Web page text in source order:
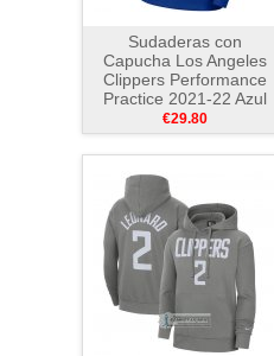
Sudaderas con
Capucha Los Angeles
Clippers Performance
Practice 2021-22 Azul
€29.80